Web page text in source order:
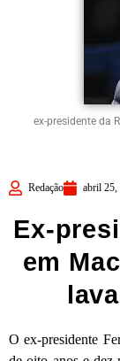
ex-presidente da
Redação abril 25,
Ex-
em
O ex-presidente